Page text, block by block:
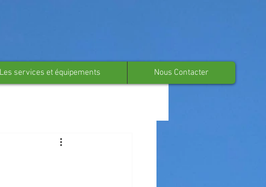
Les services et équipements Nous Contacter